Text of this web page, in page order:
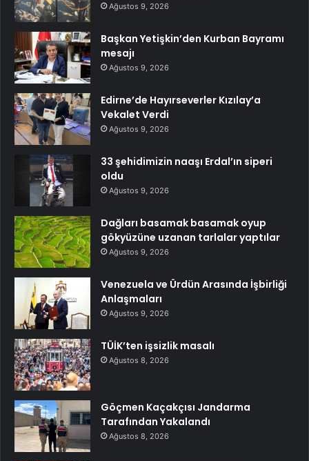
Ağustos 9, 2026
Başkan Yetişkin’den Kurban Bayramı
mesajı
Ağustos 9, 2026
Edirne’de Hayırseverler Kızılay’a
Vekalet Verdi
Ağustos 9, 2026
33 şehidimizin naaşı Erdal’ın siperi
oldu
Ağustos 9, 2026
Dağları basamak basamak oyup
gökyüzüne uzanan tarlalar yaptılar
Ağustos 9, 2026
Venezuela ve Ürdün Arasında İşbirliği
Anlaşmaları
Ağustos 9, 2026
TÜİK’ten işsizlik masalı
Ağustos 8, 2026
Göçmen Kaçakçısı Jandarma
Tarafından Yakalandı
Ağustos 8, 2026